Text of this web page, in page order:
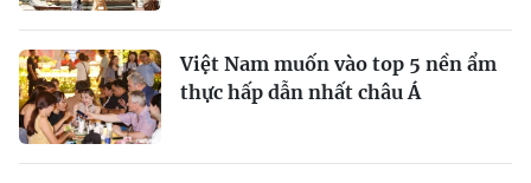
Việt Nam muốn vào top 5 nền ẩm
thực hấp dẫn nhất châu Á